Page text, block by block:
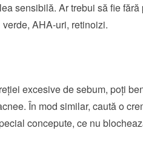
sensibilă. Ar trebui să fie
AHA-uri, retinoizi.
excesive de sebum, poți
În mod similar, caută o
concepute, ce nu